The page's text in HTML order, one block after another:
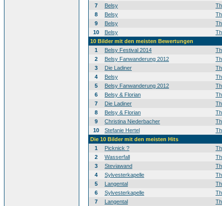
7
Belsy
8
Belsy
9
Belsy
10
Belsy
10 Bilder mit den meisten Bewertungen
1
Belsy Festival 2014
2
Belsy Fanwanderung 2012
3
Die Ladiner
4
Belsy
5
Belsy Fanwanderung 2012
6
Belsy & Florian
7
Die Ladiner
8
Belsy & Florian
9
Christina Niederbacher
10
Stefanie Hertel
Die 10 Bilder mit den meisten Hits
1
Picknick ?
2
Wasserfall
3
Steviawand
4
Sylvesterkapelle
5
Langental
6
Sylvesterkapelle
7
Langental